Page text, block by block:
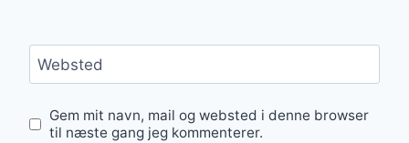
Websted
Gem mit navn, mail og websted i denne browser
til næste gang jeg kommenterer.